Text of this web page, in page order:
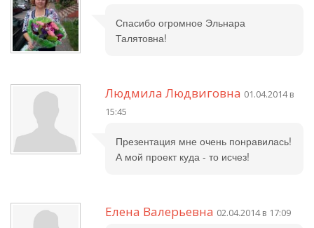
Спасибо огромное Эльнара
Талятовна!
Людмила Людвиговна 01.04.2014 в
15:45
Презентация мне очень понравилась!
А мой проект куда - то исчез!
Елена Валерьевна 02.04.2014 в 17:09